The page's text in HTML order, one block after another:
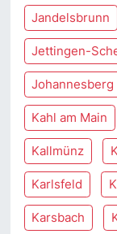
Jandelsbrunn
Jettingen-
Johannesberg
Kahl am Main
Kallmünz
Karlsfeld
Karsbach